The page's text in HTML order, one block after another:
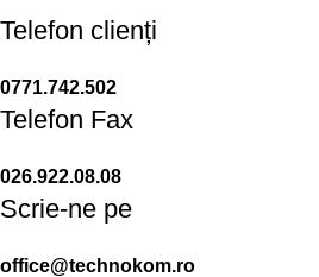
Telefon clienți
0771.742.502
Telefon Fax
026.922.08.08
Scrie-ne pe
office@technokom.ro